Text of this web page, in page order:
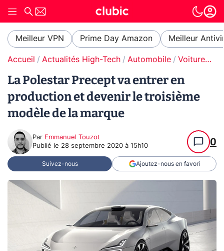
Meilleur VPN Prime Day Amazon Meilleur
Accueil Actualités High-Tech Automobile Voitures électriques
La Polestar Precept va entrer en
production et devenir le troisième
modèle de la marque
Par Emmanuel Touzot
Publié le 28 septembre 2020 à 15h10 0
Suivez-nous Ajoutez-nous en favori